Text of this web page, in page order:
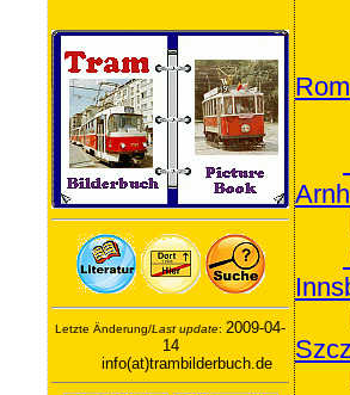
Letzte Änderung/Last update: 2009-04-
14
info(at)trambilderbuch.de
Rom